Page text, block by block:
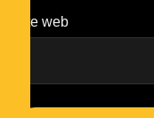
Site web